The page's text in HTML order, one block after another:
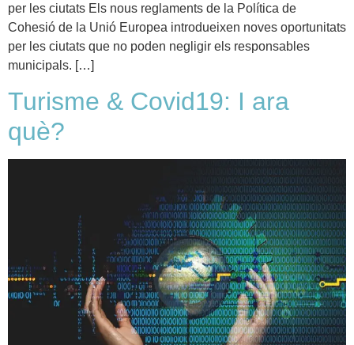
per les ciutats Els nous reglaments de la Política de
Cohesió de la Unió Europea introdueixen noves oportunitats
per les ciutats que no poden negligir els responsables
municipals. […]
Turisme & Covid19: I ara
què?